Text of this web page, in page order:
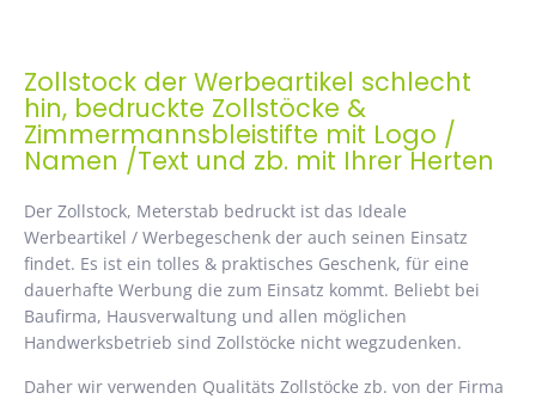
Zollstock der Werbeartikel schlecht
hin, bedruckte Zollstöcke &
Zimmermannsbleistifte mit Logo /
Namen /Text und zb. mit Ihrer Herten
Der Zollstock, Meterstab bedruckt ist das Ideale
Werbeartikel / Werbegeschenk der auch seinen Einsatz
findet. Es ist ein tolles & praktisches Geschenk, für eine
dauerhafte Werbung die zum Einsatz kommt. Beliebt bei
Baufirma, Hausverwaltung und allen möglichen
Handwerksbetrieb sind Zollstöcke nicht wegzudenken.
Daher wir verwenden Qualitäts Zollstöcke zb. von der Firma